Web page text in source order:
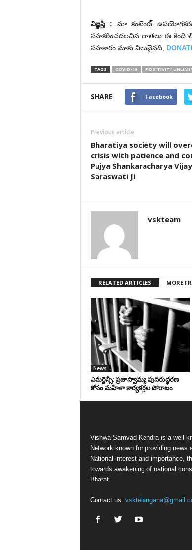
విజ్ఞ‌ప్తి : మా కంటెంట్
సహకరించదలచిన దాతలు ఈ కింది
సహకారం మాకు విలువైనది,
TAGS COVID-19 POSITIVITY
SHARE Facebook
Previous article
Bharatiya society will
crisis with patience and
Pujya Shankaracharya
Saraswati Ji
vskteam
RELATED ARTICLES MORE
News
ఎమర్జెన్సీ: ప్రజాస్వామ్య పునరుద్ధరణ
కోసం మహిళా కార్యకర్తల పోరాటం
Vishwa Samvad Kendra is a well
Network known for providing news
National interest and importance,
towards awakening of national
Bharat.
Contact us: